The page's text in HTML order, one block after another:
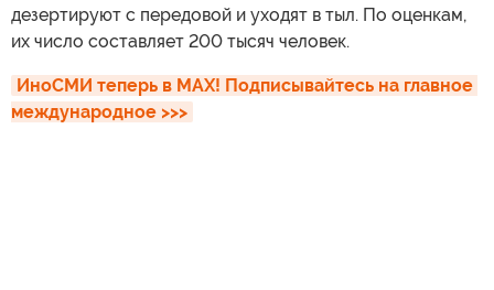
дезертируют с передовой и уходят в тыл. По оценкам,
их число составляет 200 тысяч человек.
ИноСМИ теперь в MAX! Подписывайтесь на главное
международное >>>